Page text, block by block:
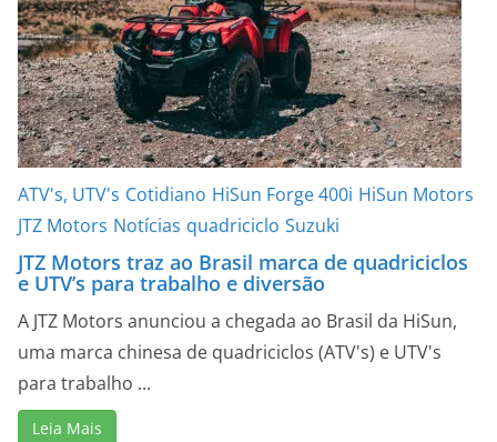
ATV's, UTV's Cotidiano HiSun Forge 400i HiSun Motors
JTZ Motors Notícias quadriciclo Suzuki
JTZ Motors traz ao Brasil marca de quadriciclos
e UTV’s para trabalho e diversão
A JTZ Motors anunciou a chegada ao Brasil da HiSun,
uma marca chinesa de quadriciclos (ATV's) e UTV's
para trabalho ...
Leia Mais